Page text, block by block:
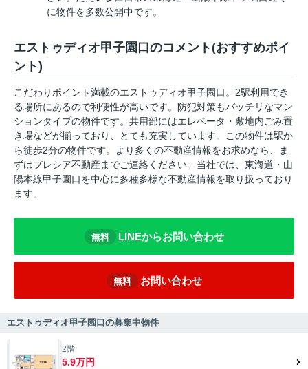
に物件を多数公開中です。
エストゥディオ甲子園口のコメント(おすすめポイ
ント)
こだわりポイント満載のエストゥディオ甲子園口。2駅利用でき
る場所にあるので利便性が高いです。防犯対策もバッチリなマン
ションタイプの物件です。共用部にはエレベータ・敷地内ごみ置
き場などが揃っており、とても充実しています。この物件は駅か
ら徒歩2分の物件です。より多くの不動産情報をお求めなら、ま
ずはプレシア不動産までご連絡ください。当社では、東海道・山
陽本線甲子園口を中心に多種多様な不動産情報を取り扱っており
ます。
無料 LINEからお問い合わせ
無料 お問い合わせ
エストゥディオ甲子園口の募集中物件
2階
5.9万円